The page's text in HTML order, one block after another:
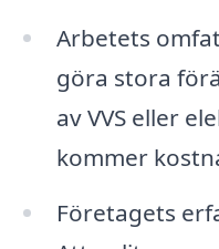
Arbetets
göra stora
av VVS eller
kommer
Företagets